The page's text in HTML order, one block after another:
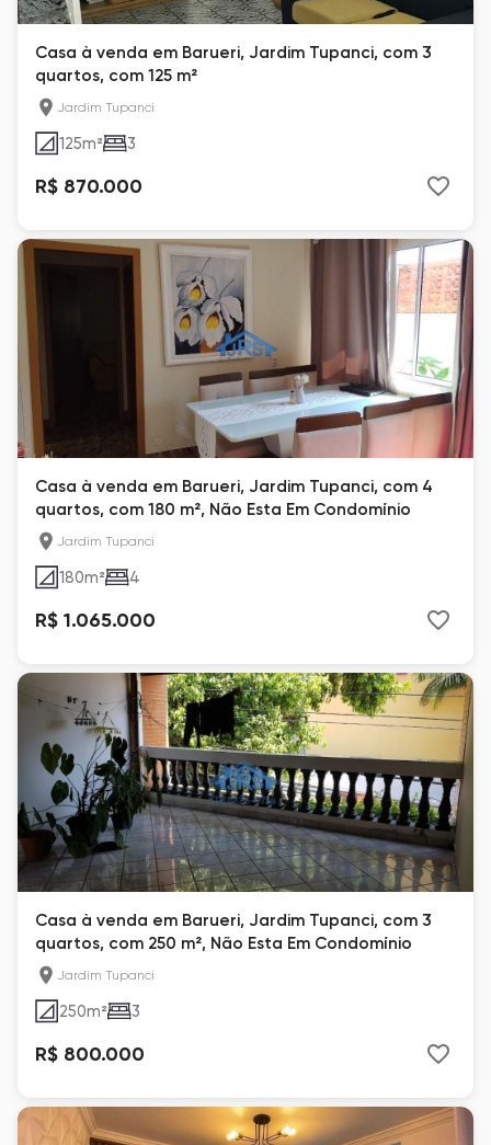
Casa à venda em Barueri, Jardim Tupanci, com 3
quartos, com 125 m²
Jardim Tupanci
125m² 3
R$ 870.000
Casa à venda em Barueri, Jardim Tupanci, com 4
quartos, com 180 m², Não Esta Em Condomínio
Jardim Tupanci
180m² 4
R$ 1.065.000
Casa à venda em Barueri, Jardim Tupanci, com 3
quartos, com 250 m², Não Esta Em Condomínio
Jardim Tupanci
250m² 3
R$ 800.000